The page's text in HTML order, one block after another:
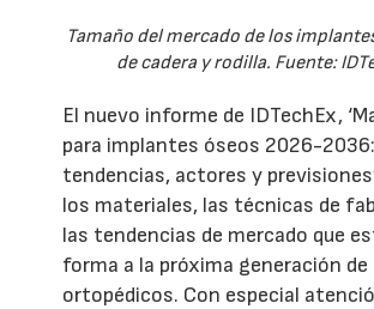
Tamaño del mercado de los
de cadera y rodilla. Fuente:
El nuevo informe de IDTechEx,
para implantes óseos 2026-2036:
tendencias, actores y
los materiales, las técnicas de
las tendencias de mercado que
forma a la próxima generación
ortopédicos. Con especial